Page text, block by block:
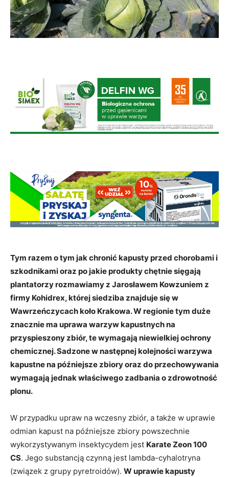
Tym razem o tym jak chronić kapusty przed chorobami i
szkodnikami oraz po jakie produkty chętnie sięgają
plantatorzy rozmawiamy z Jarosławem Kowzuniem z
firmy Kohidrex, której siedziba znajduje się w
Wawrzeńczycach koło Krakowa. W regionie tym duże
znacznie ma uprawa warzyw kapustnych na
przyspieszony zbiór, te wymagają niewielkiej ochrony
chemicznej. Sadzone w następnej kolejności warzywa
kapustne na późniejsze zbiory oraz do przechowywania
wymagają jednak właściwego zadbania o zdrowotność
plonu.
W przypadku upraw na wczesny zbiór, a także w uprawie
odmian kapust na późniejsze zbiory powszechnie
wykorzystywanym insektycydem jest Karate Zeon 100
CS. Jego substancją czynną jest lambda-cyhalotryna
(związek z grupy pyretroidów). W uprawie kapusty